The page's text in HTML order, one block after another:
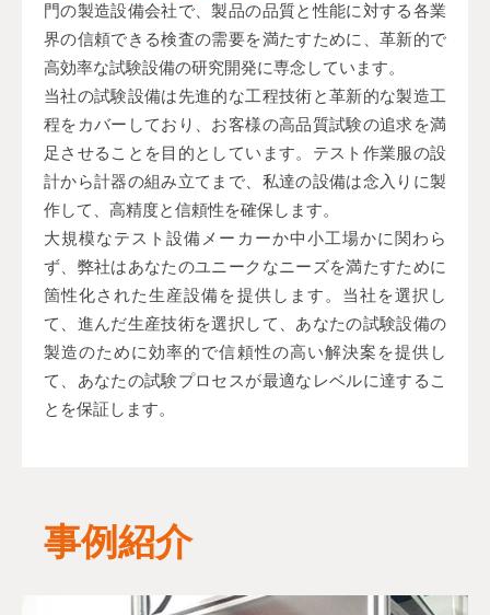
門の製造設備会社で、製品の品質と性能に対する各業
界の信頼できる検査の需要を満たすために、革新的で
高効率な試験設備の研究開発に専念しています。
当社の試験設備は先進的な工程技術と革新的な製造工
程をカバーしており、お客様の高品質試験の追求を満
足させることを目的としています。テスト作業服の設
計から計器の組み立てまで、私達の設備は念入りに製
作して、高精度と信頼性を確保します。
大規模なテスト設備メーカーか中小工場かに関わら
ず、弊社はあなたのユニークなニーズを満たすために
箇性化された生産設備を提供します。当社を選択し
て、進んだ生産技術を選択して、あなたの試験設備の
製造のために効率的で信頼性の高い解決案を提供し
て、あなたの試験プロセスが最適なレベルに達するこ
とを保証します。
事例紹介